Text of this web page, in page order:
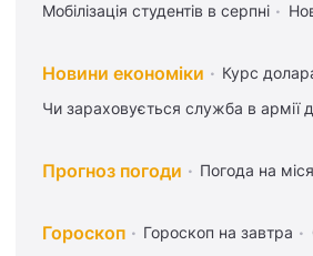
Мобілізація студентів в серпні
Новини економіки Курс
Чи зараховується служба в армії
Прогноз погоди Погода на
Гороскоп Гороскоп на завтра